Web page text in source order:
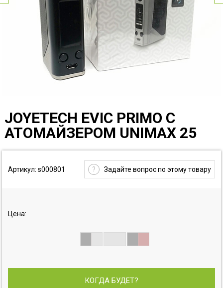
JOYETECH EVIC PRIMO С
АТОМАЙЗЕРОМ UNIMAX 25
Артикул: s000801 ? Задайте вопрос по этому товару
Цена:
КОГДА БУДЕТ?